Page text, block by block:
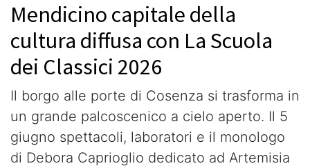
Mendicino capitale della
cultura diffusa con La Scuola
dei Classici 2026
Il borgo alle porte di Cosenza si trasforma in
un grande palcoscenico a cielo aperto. Il 5
giugno spettacoli, laboratori e il monologo
di Debora Caprioglio dedicato ad Artemisia